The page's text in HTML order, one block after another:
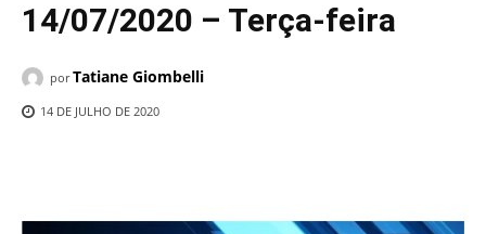
14/07/2020 – Terça-feira
por Tatiane Giombelli
14 DE JULHO DE 2020